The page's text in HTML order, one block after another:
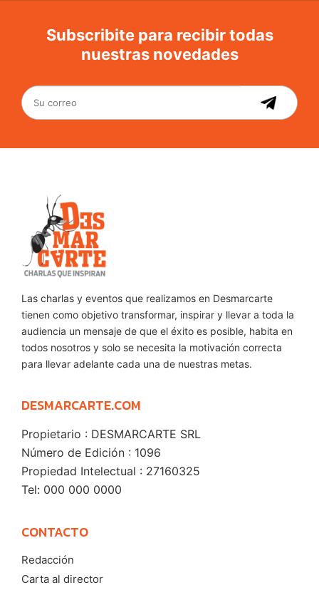
Subscribite para recibir todas
nuestras novedades
Las charlas y eventos que realizamos en Desmarcarte
tienen como objetivo transformar, inspirar y llevar a toda la
audiencia un mensaje de que el éxito es posible, habita en
todos nosotros y solo se necesita la motivación correcta
para llevar adelante cada una de nuestras metas.
DESMARCARTE.COM
Propietario : DESMARCARTE SRL
Número de Edición : 1096
Propiedad Intelectual : 27160325
Tel: 000 000 0000
CONTACTO
Redacción
Carta al director